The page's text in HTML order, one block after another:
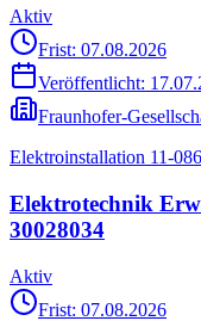
Aktiv
Frist: 07.08.2026
Veröffentlicht:
Fraunhofer-
Elektroinstallation 11-
Elektrotechnik
30028034
Aktiv
Frist: 07.08.2026